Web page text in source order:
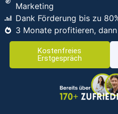
Marketing
Dank Förderung bis zu
3 Monate profitieren,
Kostenfreies
Erstgespräch